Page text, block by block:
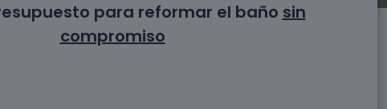
para reformar el baño sin
compromiso